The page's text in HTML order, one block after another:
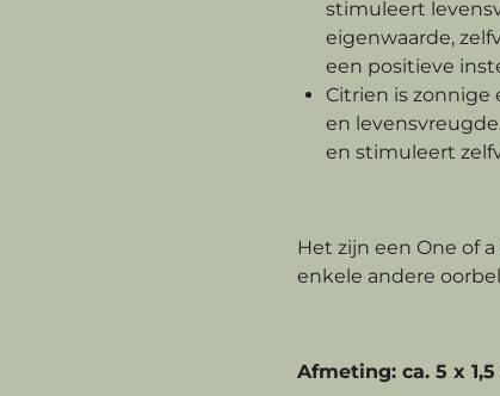
stimuleert
eigenwaarde,
een positieve
Citrien is zonnige
en
en stimuleert
Het zijn een One of
enkele andere
Afmeting: ca. 5 x